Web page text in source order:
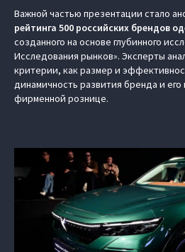
Важной частью презентации стало
рейтинга 500 российских брендов
созданного на основе глубинного
Исследования рынков». Эксперты
критерии, как размер и
динамичность развития бренда и его
фирменной рознице.